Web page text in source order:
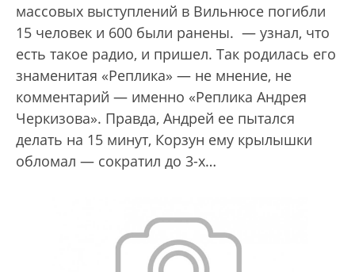
массовых выступлений в Вильнюсе погибли
15 человек и 600 были ранены. — узнал, что
есть такое радио, и пришел. Так родилась его
знаменитая «Реплика» — не мнение, не
комментарий — именно «Реплика Андрея
Черкизова». Правда, Андрей ее пытался
делать на 15 минут, Корзун ему крылышки
обломал — сократил до 3-х…